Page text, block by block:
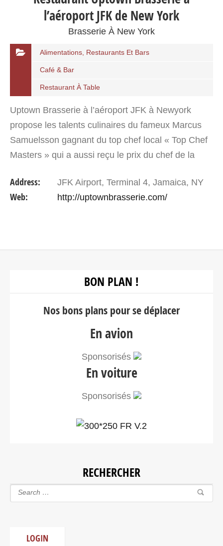
l’aéroport JFK de New York
Brasserie À New York
Alimentations, Restaurants Et Bars
Café & Bar
Restaurant À Table
Uptown Brasserie à l’aéroport JFK à Newyork
propose les talents culinaires du fameux Marcus
Samuelsson gagnant du top chef local « Top Chef
Masters » qui a aussi reçu le prix du chef de la
l’Uptown Brasserie…
Address: JFK Airport, Terminal 4, Jamaica, NY
Web: http://uptownbrasserie.com/
BON PLAN !
Nos bons plans pour se déplacer
En avion
Sponsorisés
En voiture
Sponsorisés
RECHERCHER
LOGIN